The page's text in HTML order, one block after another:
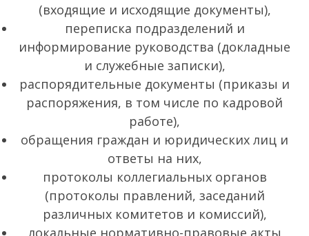
(входящие и исходящие документы),
переписка подразделений и
информирование руководства (докладные
и служебные записки),
распорядительные документы (приказы и
распоряжения, в том числе по кадровой
работе),
обращения граждан и юридических лиц и
ответы на них,
протоколы коллегиальных органов
(протоколы правлений, заседаний
различных комитетов и комиссий),
локальные нормативно-правовые акты